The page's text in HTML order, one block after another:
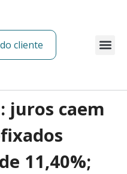
cliente
juros caem
11,40%;